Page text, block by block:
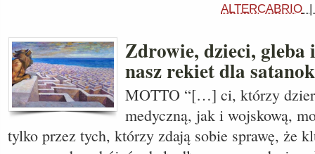
ALTERCABRIO
Zdrowie, dzieci, gleba
nasz rekiet dla
MOTTO “[…] ci, którzy
medyczną, jak i wojskową,
tylko przez tych, którzy zdają sobie sprawę, że